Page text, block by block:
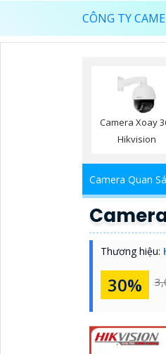
CÔNG TY
Camera Xoay
Hikvision
Camera Quan
Thương hiệu:
30%